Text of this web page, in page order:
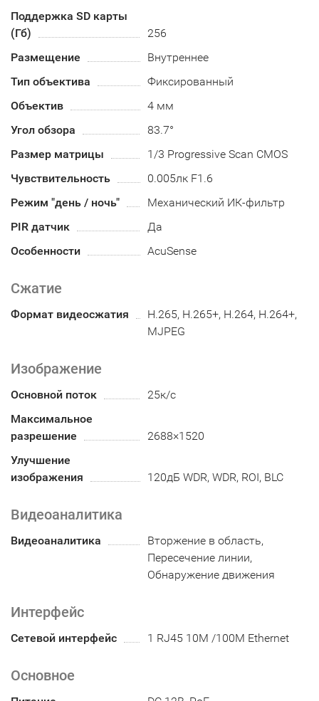
Поддержка SD карты
(Гб)
256
Размещение
Внутреннее
Тип объектива
Фиксированный
Объектив
4 мм
Угол обзора
83.7°
Размер матрицы
1/3 Progressive Scan CMOS
Чувствительность
0.005лк F1.6
Режим "день / ночь"
Механический ИК-фильтр
PIR датчик
Да
Особенности
AcuSense
Сжатие
Формат видеосжатия
H.265, H.265+, H.264, H.264+,
MJPEG
Изображение
Основной поток
25к/с
Максимальное
разрешение
2688×1520
Улучшение
изображения
120дБ WDR, WDR, ROI, BLC
Видеоаналитика
Видеоаналитика
Вторжение в область,
Пересечение линии,
Обнаружение движения
Интерфейс
Сетевой интерфейс 1 RJ45 10M /100M Ethernet
Основное